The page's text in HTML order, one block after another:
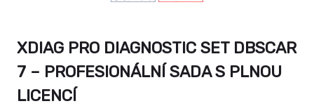
XDIAG PRO DIAGNOSTIC SET DBSCAR
7 – PROFESIONÁLNÍ SADA S PLNOU
LICENCÍ